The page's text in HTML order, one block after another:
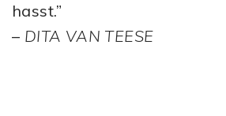
hasst.”
– DITA VAN TEESE